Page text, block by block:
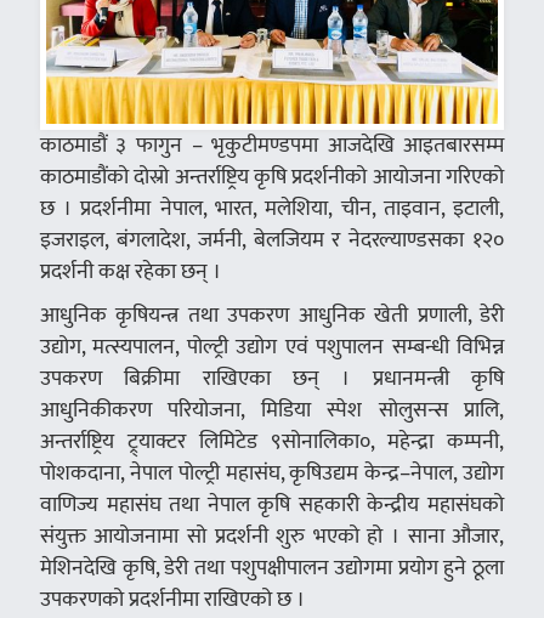
काठमाडौं ३ फागुन – भृकुटीमण्डपमा आजदेखि आइतबारसम्म
काठमाडौंको दोस्रो अन्तर्राष्ट्रिय कृषि प्रदर्शनीको आयोजना गरिएको
छ । प्रदर्शनीमा नेपाल, भारत, मलेशिया, चीन, ताइवान, इटाली,
इजराइल, बंगलादेश, जर्मनी, बेलजियम र नेदरल्याण्डसका १२०
प्रदर्शनी कक्ष रहेका छन् ।
आधुनिक कृषियन्त्र तथा उपकरण आधुनिक खेती प्रणाली, डेरी
उद्योग, मत्स्यपालन, पोल्ट्री उद्योग एवं पशुपालन सम्बन्धी विभिन्न
उपकरण बिक्रीमा राखिएका छन् । प्रधानमन्त्री कृषि
आधुनिकीकरण परियोजना, मिडिया स्पेश सोलुसन्स प्रालि,
अन्तर्राष्ट्रिय ट्र्याक्टर लिमिटेड ९सोनालिका०, महेन्द्रा कम्पनी,
पोशकदाना, नेपाल पोल्ट्री महासंघ, कृषिउद्यम केन्द्र–नेपाल, उद्योग
वाणिज्य महासंघ तथा नेपाल कृषि सहकारी केन्द्रीय महासंघको
संयुक्त आयोजनामा सो प्रदर्शनी शुरु भएको हो । साना औजार,
मेशिनदेखि कृषि, डेरी तथा पशुपक्षीपालन उद्योगमा प्रयोग हुने ठूला
उपकरणको प्रदर्शनीमा राखिएको छ ।